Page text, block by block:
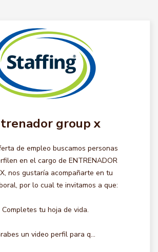
group x
de empleo buscamos personas
en el cargo de ENTRENADOR
nos gustaría acompañarte en tu
por lo cual te invitamos a que:
Completes tu hoja de vida.
un video perfil para q...